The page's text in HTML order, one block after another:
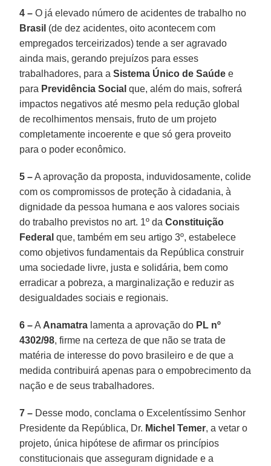
4 – O já elevado número de acidentes de trabalho no
Brasil (de dez acidentes, oito acontecem com
empregados terceirizados) tende a ser agravado
ainda mais, gerando prejuízos para esses
trabalhadores, para aSistema Único de Saúde e
para Previdência Social que, além do mais, sofrerá
impactos negativos até mesmo pela redução global
de recolhimentos mensais, fruto de um projeto
completamente incoerente e que só gera proveito
para o poder econômico.
5 –A aprovação da proposta, induvidosamente, colide
com os compromissos de proteção à cidadania, à
dignidade da pessoa humana e aos valores sociais
do trabalho previstos no art. 1º daConstituição
Federal que, também em seu artigo 3º, estabelece
como objetivos fundamentais da República construir
uma sociedade livre, justa e solidária, bem como
erradicar a pobreza, a marginalização e reduzir as
desigualdades sociais e regionais.
6 –A Anamatra lamenta a aprovação do PL nº
4302/98, firme na certeza de que não se trata de
matéria de interesse do povo brasileiro e de que a
medida contribuirá apenas para o empobrecimento da
nação e de seus trabalhadores.
7 – Desse modo, conclama o Excelentíssimo Senhor
Presidente da República, Dr. Michel Temer, a vetar o
projeto, única hipótese de afirmar os princípios
constitucionais que asseguram dignidade e a